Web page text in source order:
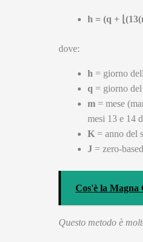
h = (q +
dove:
h = giorno
q = giorno del
m = mese
mesi 13 e 14
K = anno del
J = zero-
Cos'è la Magna
Questo metodo è